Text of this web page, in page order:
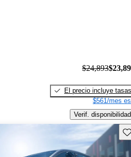
$24,893
El precio incluye tasas
$561/mes
Verif. disponibilidad